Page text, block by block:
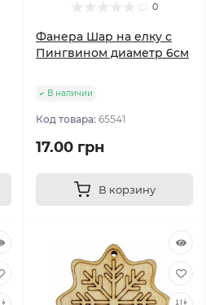
0
Фанера Шар на елку с
Пингвином диаметр 6см
В наличии
Код товара: 65541
17.00 грн
В корзину